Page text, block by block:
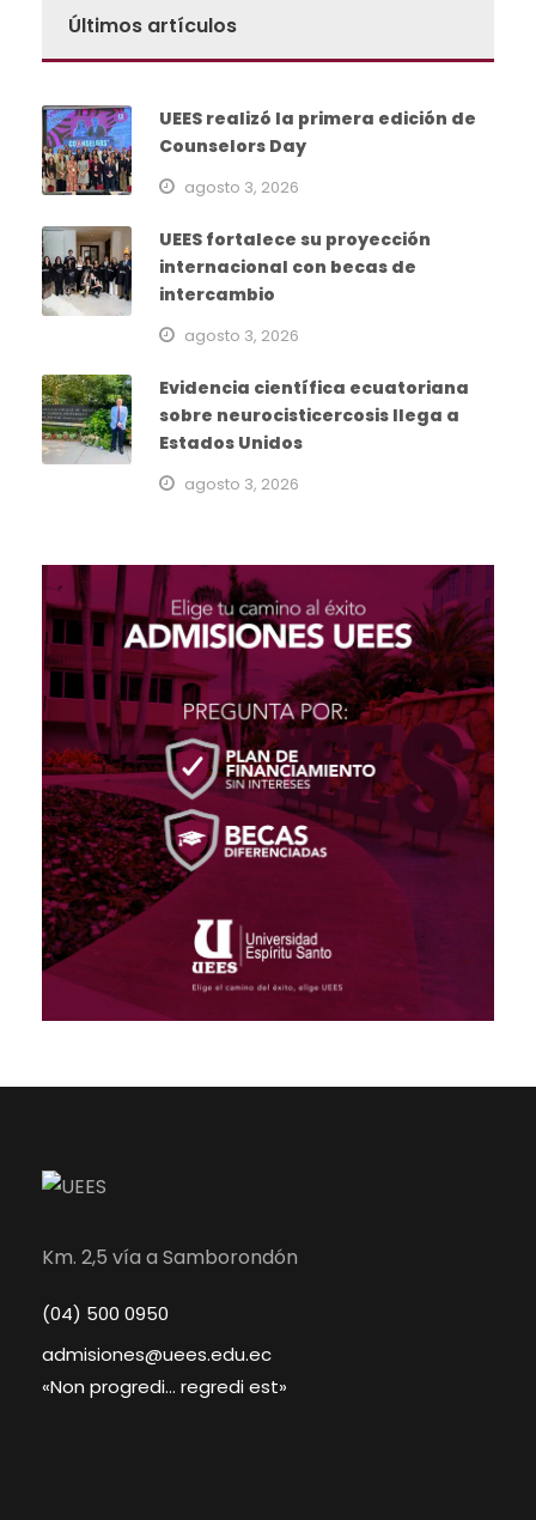
Últimos artículos
UEES realizó la primera edición de
Counselors Day
agosto 3, 2026
UEES fortalece su proyección
internacional con becas de
intercambio
agosto 3, 2026
Evidencia científica ecuatoriana
sobre neurocisticercosis llega a
Estados Unidos
agosto 3, 2026
Km. 2,5 vía a Samborondón
(04) 500 0950
admisiones@uees.edu.ec
«Non progredi… regredi est»